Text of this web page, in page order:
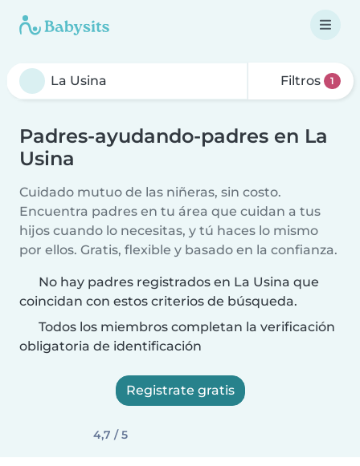
Filtros 1
Padres-ayudando-padres en La
Usina
Cuidado mutuo de las niñeras, sin costo.
Encuentra padres en tu área que cuidan a tus
hijos cuando lo necesitas, y tú haces lo mismo
por ellos. Gratis, flexible y basado en la confianza.
No hay padres registrados en La Usina que
coincidan con estos criterios de búsqueda.
Todos los miembros completan la verificación
obligatoria de identificación
Registrate gratis
4,7 / 5